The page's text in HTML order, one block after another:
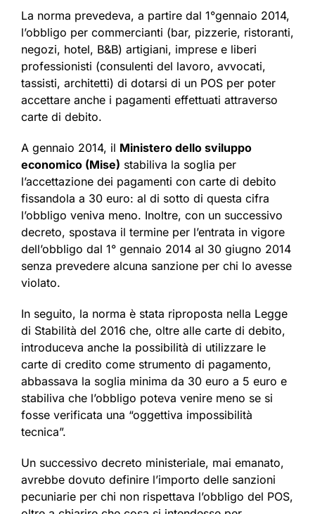
La norma prevedeva, a partire dal 1°gennaio 2014,
l’obbligo per commercianti (bar, pizzerie, ristoranti,
negozi, hotel, B&B) artigiani, imprese e liberi
professionisti (consulenti del lavoro, avvocati,
tassisti, architetti) di dotarsi di un POS per poter
accettare anche i pagamenti effettuati attraverso
carte di debito.
A gennaio 2014, il Ministero dello sviluppo
economico (Mise) stabiliva la soglia per
l’accettazione dei pagamenti con carte di debito
fissandola a 30 euro: al di sotto di questa cifra
l’obbligo veniva meno. Inoltre, con un successivo
decreto, spostava il termine per l’entrata in vigore
dell’obbligo dal 1° gennaio 2014 al 30 giugno 2014
senza prevedere alcuna sanzione per chi lo avesse
violato.
In seguito, la norma è stata riproposta nella Legge
di Stabilità del 2016 che, oltre alle carte di debito,
introduceva anche la possibilità di utilizzare le
carte di credito come strumento di pagamento,
abbassava la soglia minima da 30 euro a 5 euro e
stabiliva che l’obbligo poteva venire meno se si
fosse verificata una “oggettiva impossibilità
tecnica”.
Un successivo decreto ministeriale, mai emanato,
avrebbe dovuto definire l’importo delle sanzioni
pecuniarie per chi non rispettava l’obbligo del POS,